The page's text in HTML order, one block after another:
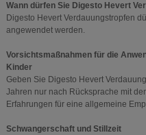
Wann dürfen Sie Digesto Hevert
Digesto Hevert Verdauungstropfen
angewendet werden.
Vorsichtsmaßnahmen für die
Kinder
Geben Sie Digesto Hevert
Jahren nur nach Rücksprache mit
Erfahrungen für eine allgemeine
Schwangerschaft und Stillzeit